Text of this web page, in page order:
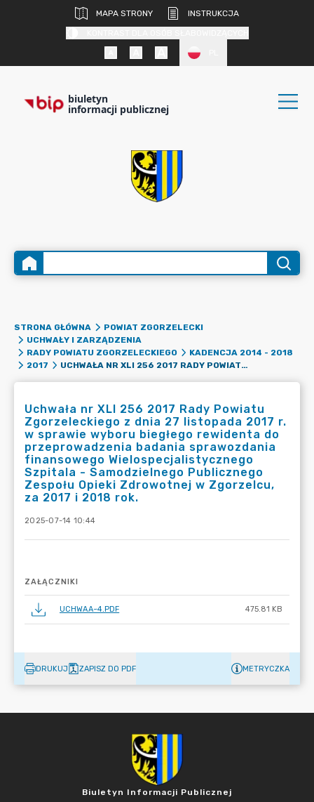
MAPA STRONY
INSTRUKCJA
biuletyn
informacji publicznej
STRONA GŁÓWNA
POWIAT ZGORZELECKI
UCHWAŁY I ZARZĄDZENIA
RADY POWIATU ZGORZELECKIEGO
KADENCJA 2014 - 2018
2017
UCHWAŁA NR XLI 256 2017 RADY POWIATU ZGORZELECKIEGO Z DNIA 27 LISTOPADA 2017 R. W SPRAWIE WYBORU BIEGŁEGO REWIDENTA DO PRZEPROWADZENIA BADANIA SPRAWOZDANIA FINANSOWEGO WIELOSPECJALISTYCZNEGO SZPITALA - SAMODZIELNEGO PUBLICZNEGO ZESPOŁU OPIEKI ZDROWOTNEJ W ZGORZELCU, ZA 2017 I 2018 ROK.
Uchwała nr XLI 256 2017 Rady Powiatu
Zgorzeleckiego z dnia 27 listopada 2017 r.
w sprawie wyboru biegłego rewidenta do
przeprowadzenia badania sprawozdania
finansowego Wielospecjalistycznego
Szpitala - Samodzielnego Publicznego
Zespołu Opieki Zdrowotnej w Zgorzelcu,
za 2017 i 2018 rok.
2025-07-14 10:44
ZAŁĄCZNIKI
UCHWAA~4.PDF 475.81 KB
DRUKUJ ZAPISZ DO PDF METRYCZKA
Biuletyn Informacji Publicznej